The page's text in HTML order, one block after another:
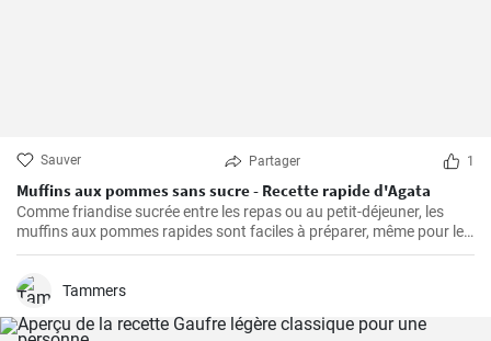
Sauver Partager 1
Muffins aux pommes sans sucre - Recette rapide d'Agata
Comme friandise sucrée entre les repas ou au petit-déjeuner, les
muffins aux pommes rapides sont faciles à préparer, même pour le
petit-déjeuner du week-end. Ils sont délicieux, faciles à préparer et
Tammers